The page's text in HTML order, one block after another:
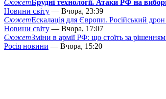
СюжетБрудні технології. Атаки РФ на
Новини світу — Вчора, 23:39
СюжетЕскалація для Європи. Російський
Новини світу — Вчора, 17:07
СюжетЗміни в армії РФ: що стоїть за
Росія новини — Вчора, 15:20